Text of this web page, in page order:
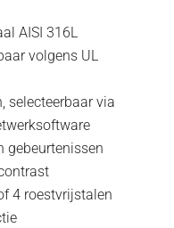
AISI 316L
volgens UL
selecteerbaar via
gebeurtenissen
4 roestvrijstalen